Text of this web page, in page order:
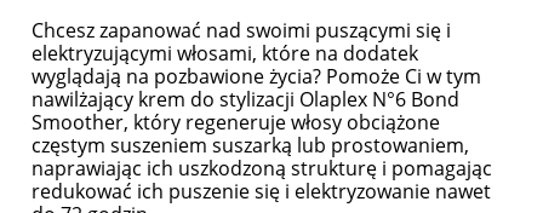
Chcesz zapanować nad swoimi puszącymi się i
elektryzującymi włosami, które na dodatek
wyglądają na pozbawione życia? Pomoże Ci w tym
nawilżający krem do stylizacji Olaplex N°6 Bond
Smoother, który regeneruje włosy obciążone
częstym suszeniem suszarką lub prostowaniem,
naprawiając ich uszkodzoną strukturę i pomagając
redukować ich puszenie się i elektryzowanie nawet